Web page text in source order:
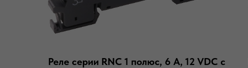
Реле серии RNC 1 полюс, 6 А, 12 VDC с